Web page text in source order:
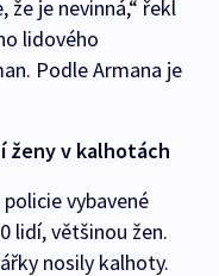
že je nevinná,“ řekl
lidového
Podle Armana je
ženy v kalhotách
vybavené
lidí, většinou žen.
nosily kalhoty.